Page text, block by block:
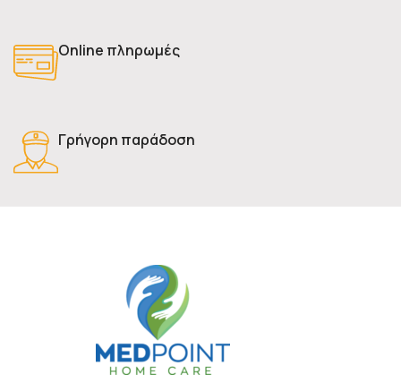
Online πληρωμές
Γρήγορη παράδοση